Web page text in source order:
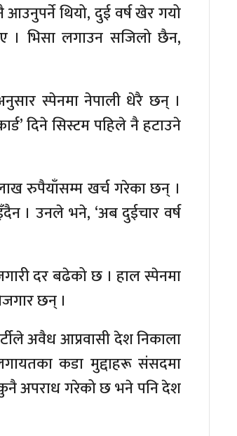
थियो, दुई वर्ष खेर गयो
। भिसा लगाउन सजिलो छैन,
स्पेनमा नेपाली धेरै छन् ।
दिने सिस्टम पहिले नै हटाउने
रुपैयाँसम्म खर्च गरेका छन् ।
। उनले भने, ‘अब दुईचार वर्ष
दर बढेको छ । हाल स्पेनमा
छन् ।
अवैध आप्रवासी देश निकाला
कडा मुद्दाहरू संसदमा
अपराध गरेको छ भने पनि देश